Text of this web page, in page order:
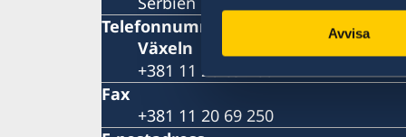
Avvisa
Telefonnummer
Växeln
+381 11 20 69 200
Fax
+381 11 20 69 250